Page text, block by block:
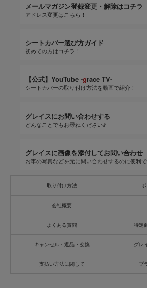
メールマガジン登録変更・解除はコチラ
アドレス変更はこちら！
シートカバー選び方ガイド
初めての方はコチラ！
【公式】YouTube -grace TV-
シートカバーの取り付け方法を動画で紹介！
グレイスにお問い合わせする
どんなことでもお尋ねください♪
グレイスに画像を添付してお問い合わせ
お車の写真などを元に問い合わせするのに便利で
取り付け方法
会社概要
よくある質問 特定
キャンセル・返品・交換 グレ
支払い方法に関して プ